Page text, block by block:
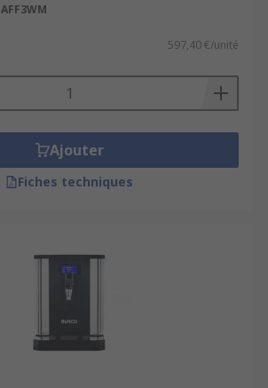
AFF3WM
597,40 €/unité
Ajouter
Fiches techniques